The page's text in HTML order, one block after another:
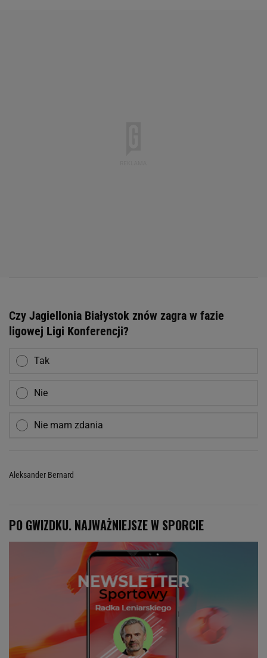
Czy Jagiellonia Białystok znów zagra w fazie
ligowej Ligi Konferencji?
Tak
Nie
Nie mam zdania
Aleksander Bernard